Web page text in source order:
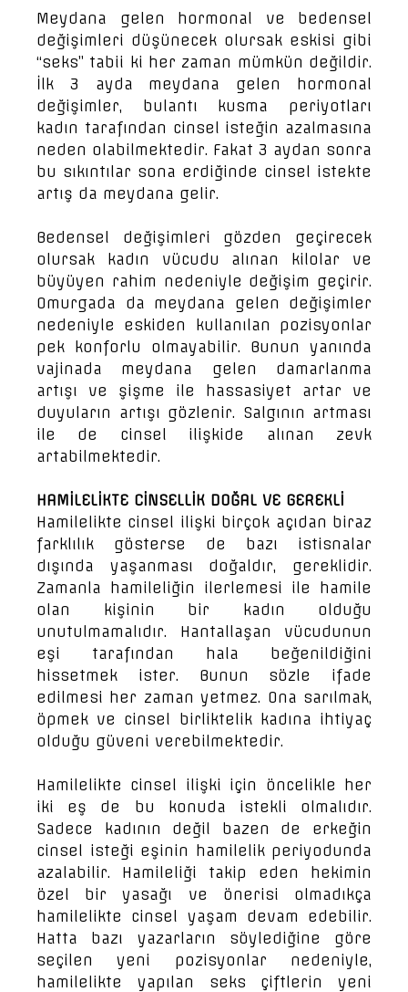
Meydana gelen hormonal ve bedensel
değişimleri düşünecek olursak eskisi gibi
“seks” tabii ki her zaman mümkün değildir.
İlk 3 ayda meydana gelen hormonal
değişimler, bulantı kusma periyotları
kadın tarafından cinsel isteğin azalmasına
neden olabilmektedir. Fakat 3 aydan sonra
bu sıkıntılar sona erdiğinde cinsel istekte
artış da meydana gelir.
Bedensel değişimleri gözden geçirecek
olursak kadın vücudu alınan kilolar ve
büyüyen rahim nedeniyle değişim geçirir.
Omurgada da meydana gelen değişimler
nedeniyle eskiden kullanılan pozisyonlar
pek konforlu olmayabilir. Bunun yanında
vajinada meydana gelen damarlanma
artışı ve şişme ile hassasiyet artar ve
duyuların artışı gözlenir. Salgının artması
ile de cinsel ilişkide alınan zevk
artabilmektedir.
HAMİLELİKTE CİNSELLİK DOĞAL VE GEREKLİ
Hamilelikte cinsel ilişki birçok açıdan biraz
farklılık gösterse de bazı istisnalar
dışında yaşanması doğaldır, gereklidir.
Zamanla hamileliğin ilerlemesi ile hamile
olan kişinin bir kadın olduğu
unutulmamalıdır. Hantallaşan vücudunun
eşi tarafından hala beğenildiğini
hissetmek ister. Bunun sözle ifade
edilmesi her zaman yetmez. Ona sarılmak,
öpmek ve cinsel birliktelik kadına ihtiyaç
olduğu güveni verebilmektedir.
Hamilelikte cinsel ilişki için öncelikle her
iki eş de bu konuda istekli olmalıdır.
Sadece kadının değil bazen de erkeğin
cinsel isteği eşinin hamilelik periyodunda
azalabilir. Hamileliği takip eden hekimin
özel bir yasağı ve önerisi olmadıkça
hamilelikte cinsel yaşam devam edebilir.
Hatta bazı yazarların söylediğine göre
seçilen yeni pozisyonlar nedeniyle,
hamilelikte yapılan seks çiftlerin yeni